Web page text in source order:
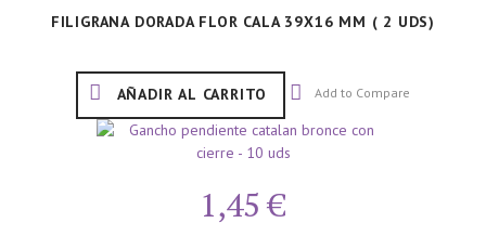
FILIGRANA DORADA FLOR CALA 39X16 MM ( 2 UDS)
AÑADIR AL CARRITO Add to Compare
1,45 €